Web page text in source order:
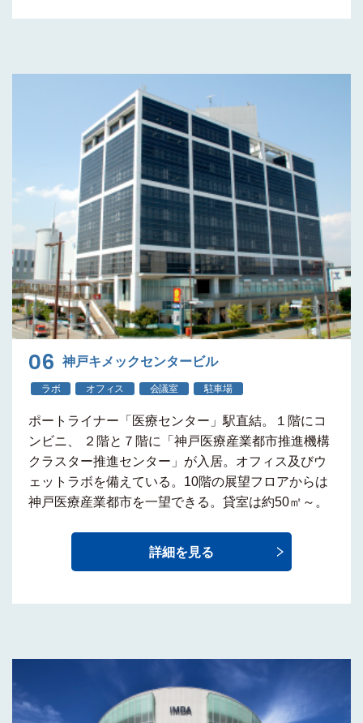
06 神戸キメックセンタービル
ラボ オフィス 会議室 駐車場
ポートライナー 「医療センター」駅直結。
１階にコ
ンビニ、 ２階と７階に 「神戸医療産業都市推進機構
クラスター推進センター」 が入居。 オフィス及びウ
ェットラボを備えている。10階の展望フロアからは
神戸医療産業都市を一望できる。貸室は約50㎡～。
詳細を見る